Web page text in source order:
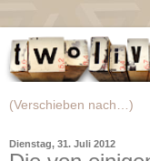
Dienstag, 31. Juli 2012